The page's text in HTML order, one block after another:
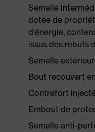
Semelle
dotée de
d'énergie,
issus des rebuts
Semelle
Bout recouvert
Contrefort
Embout de
Semelle anti-